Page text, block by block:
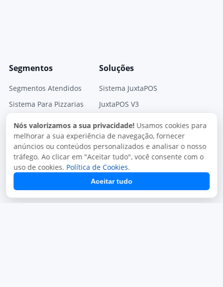
Segmentos
Segmentos Atendidos
Sistema Para Pizzarias
Sistema para Delivery
Sistema para Lachonetes
Soluções
Sistema JuxtaPOS
JuxtaPOS V3
Sistema Mono Delivery
Gestor Fiscal
Módulos
Nós valorizamos a sua privacidade! Usamos cookies para
melhorar a sua experiência de navegação, fornecer
anúncios ou conteúdos personalizados e analisar o nosso
tráfego. Ao clicar em "Aceitar tudo", você consente com o
uso de cookies. Política de Cookies.
Aceitar tudo